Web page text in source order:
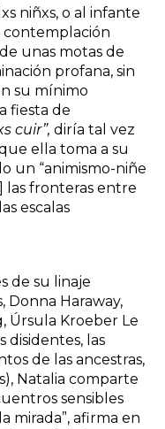
niñxs, o al infante
contemplación
unas motas de
profana, sin
su mínimo
fiesta de
cuir”, diría tal vez
ella toma a su
un “animismo-niñe
las fronteras entre
escalas
de su linaje
Donna Haraway,
Úrsula Kroeber Le
disidentes, las
de las ancestras,
Natalia comparte
sensibles
mirada”, afirma en